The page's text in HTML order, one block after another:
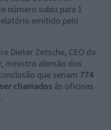
número subiu para 1
emitido pelo
Dieter Zetsche, CEO da
ministro alemão dos
que seriam 774
chamados às oficinas